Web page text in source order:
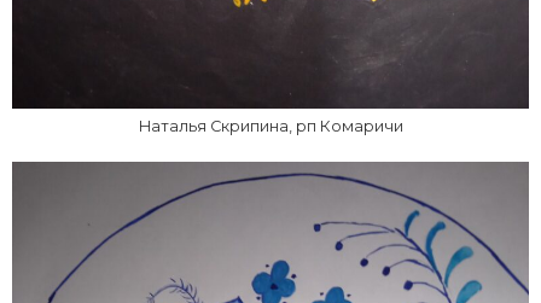
Наталья Скрипина, рп Комаричи